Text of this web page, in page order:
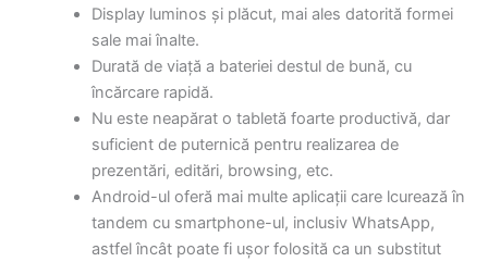
Display luminos și plăcut, mai ales datorită formei
sale mai înalte.
Durată de viață a bateriei destul de bună, cu
încărcare rapidă.
Nu este neapărat o tabletă foarte productivă, dar
suficient de puternică pentru realizarea de
prezentări, editări, browsing, etc.
Android-ul oferă mai multe aplicații care lcurează în
tandem cu smartphone-ul, inclusiv WhatsApp,
astfel încât poate fi ușor folosită ca un substitut